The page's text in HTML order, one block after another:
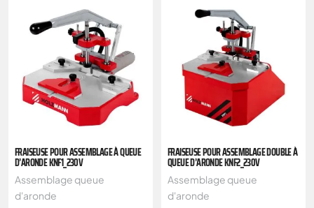
FRAISEUSE POUR ASSEMBLAGE À QUEUE
D’ARONDE KNF1_230V
Assemblage queue
d'aronde
FRAISEUSE POUR ASSEMBLAGE DOUBLE À
QUEUE D’ARONDE KNF2_230V
Assemblage queue
d'aronde